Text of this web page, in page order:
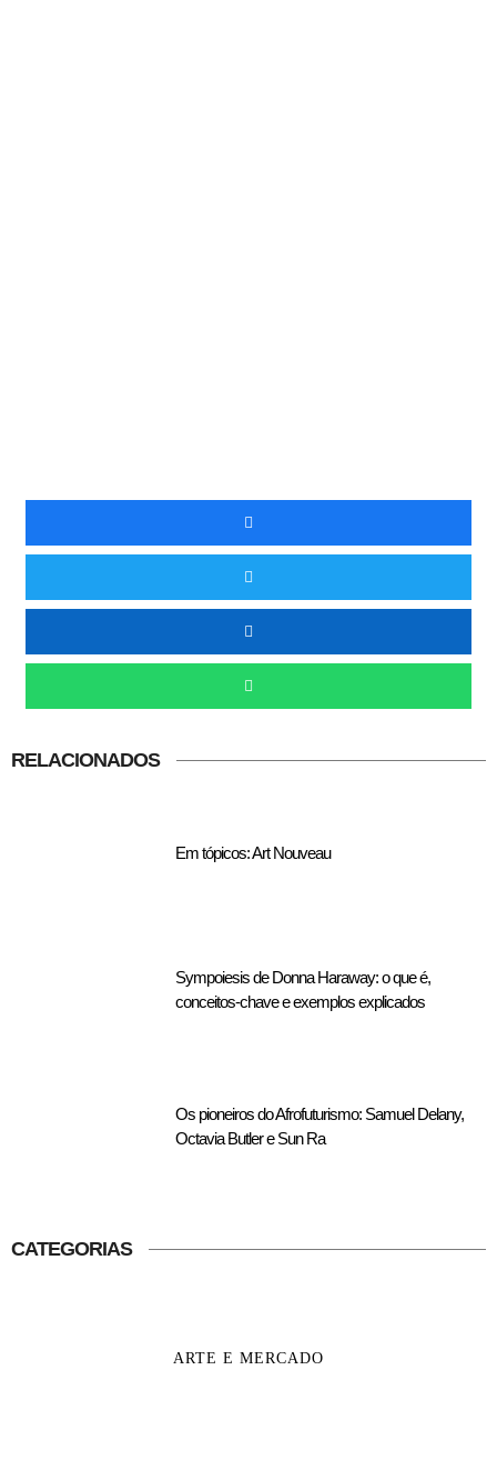
RELACIONADOS
Em tópicos: Art Nouveau
Sympoiesis de Donna Haraway: o que é,
conceitos-chave e exemplos explicados
Os pioneiros do Afrofuturismo: Samuel Delany,
Octavia Butler e Sun Ra
CATEGORIAS
ARTE E MERCADO